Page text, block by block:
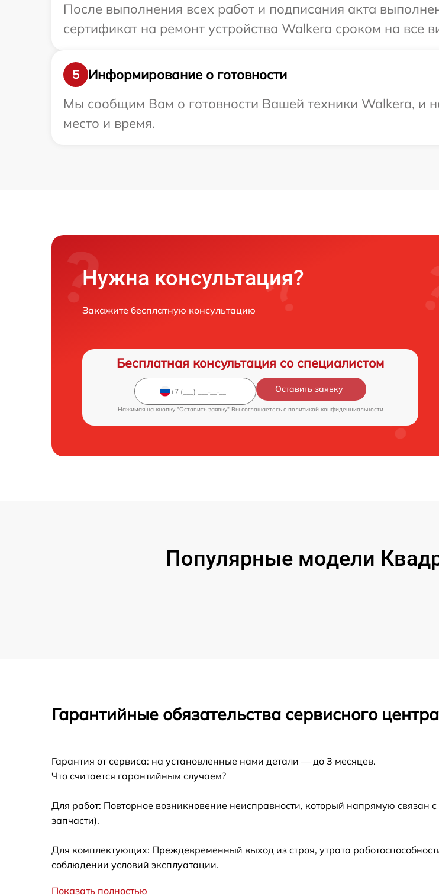
После выполнения всех работ и подписания акта
сертификат на ремонт устройства Walkera сроком на все
5
Информирование о готовности
Мы сообщим Вам о готовности Вашей техники Walkera, и
место и время.
Нужна консультация?
Закажите бесплатную консультацию
Бесплатная консультация со специалистом
Оставить заявку
Нажимая на кнопку "Оставить заявку" Вы соглашаетесь c политикой конфиденциальности
Популярные модели
Гарантийные обязательства сервисного
Гарантия от сервиса: на установленные нами детали — до 3 месяцев.
Что считается гарантийным случаем?
Для работ: Повторное возникновение неисправности, который напрямую
запчасти).
Для комплектующих: Преждевременный выход из строя, утрата
соблюдении условий эксплуатации.
Показать полностью